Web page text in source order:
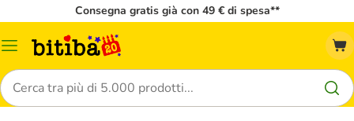
Consegna gratis già con 49 € di spesa**
Overview
Cerca